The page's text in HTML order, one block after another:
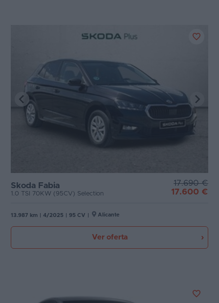
Skoda Fabia
1.0 TSI 70KW (95CV) Selection
17.690 €
17.600 €
13.987 km 4/2025 95 CV Alicante
Ver oferta